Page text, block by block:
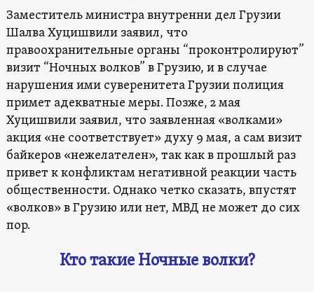
Заместитель министра внутренни дел Грузии
Шалва Хуцишвили заявил, что
правоохранительные органы “проконтролируют”
визит “Ночных волков” в Грузию, и в случае
нарушения ими суверенитета Грузии полиция
примет адекватные меры. Позже, 2 мая
Хуцишвили заявил, что заявленная «волками»
акция «не соответствует» духу 9 мая, а сам визит
байкеров «нежелателен», так как в прошлый раз
привет к конфликтам негативной реакции часть
общественности. Однако четко сказать, впустят
«волков» в Грузию или нет, МВД не может до сих
пор.
Кто такие Ночные волки?